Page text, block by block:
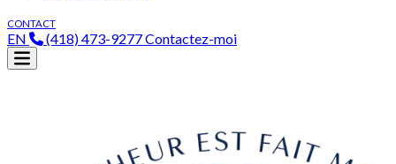
CONTACT
EN (418) 473-9277Contactez-moi